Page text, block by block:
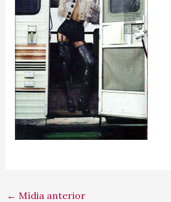
← Mídia anterior